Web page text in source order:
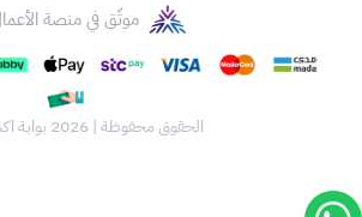
موثّق في منصة
الحقوق محفوظة | 2026 بوابة